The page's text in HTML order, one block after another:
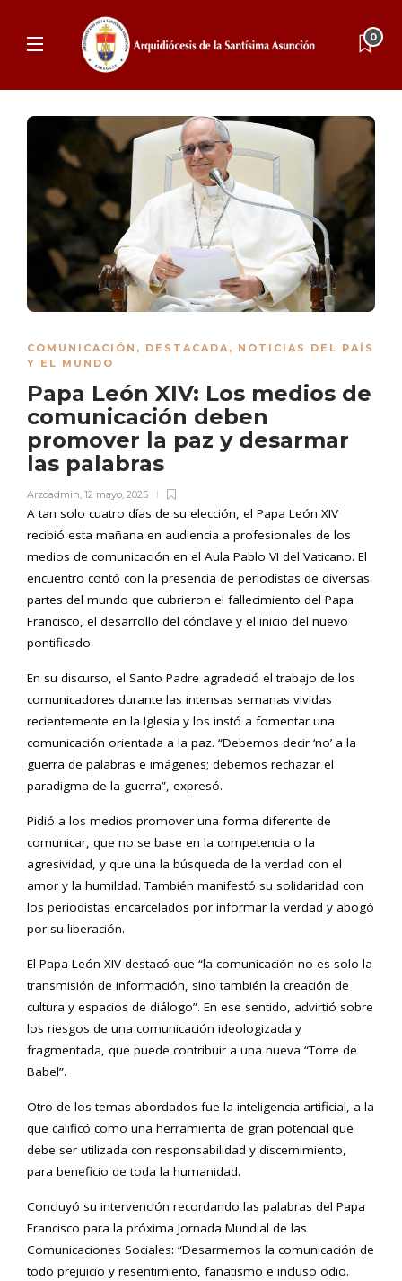
0
COMUNICACIÓN , DESTACADA, NOTICIAS DEL PAÍS
Y EL MUNDO
Papa León XIV: Los medios de
comunicación deben
promover la paz y desarmar
las palabras
Arzoadmin, 12 mayo, 2025
A tan solo cuatro días de su elección, el Papa León XIV
recibió esta mañana en audiencia a profesionales de los
medios de comunicación en el Aula Pablo VI del Vaticano. El
encuentro contó con la presencia de periodistas de diversas
partes del mundo que cubrieron el fallecimiento del Papa
Francisco, el desarrollo del cónclave y el inicio del nuevo
pontificado.
En su discurso, el Santo Padre agradeció el trabajo de los
comunicadores durante las intensas semanas vividas
recientemente en la Iglesia y los instó a fomentar una
comunicación orientada a la paz. “Debemos decir ‘no’ a la
guerra de palabras e imágenes; debemos rechazar el
paradigma de la guerra”, expresó.
Pidió a los medios promover una forma diferente de
comunicar, que no se base en la competencia o la
agresividad, y que una la búsqueda de la verdad con el
amor y la humildad. También manifestó su solidaridad con
los periodistas encarcelados por informar la verdad y abogó
por su liberación.
El Papa León XIV destacó que “la comunicación no es solo la
transmisión de información, sino también la creación de
cultura y espacios de diálogo”. En ese sentido, advirtió sobre
los riesgos de una comunicación ideologizada y
fragmentada, que puede contribuir a una nueva “Torre de
Babel”.
Otro de los temas abordados fue la inteligencia artificial, a la
que calificó como una herramienta de gran potencial que
debe ser utilizada con responsabilidad y discernimiento,
para beneficio de toda la humanidad.
Concluyó su intervención recordando las palabras del Papa
Francisco para la próxima Jornada Mundial de las
Comunicaciones Sociales: “Desarmemos la comunicación de
todo prejuicio y resentimiento, fanatismo e incluso odio.